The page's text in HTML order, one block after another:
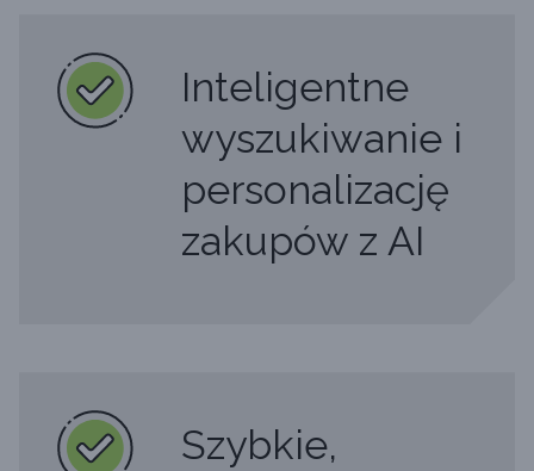
Inteligentne
wyszukiwanie i
personalizację
zakupów z AI
Szybkie,